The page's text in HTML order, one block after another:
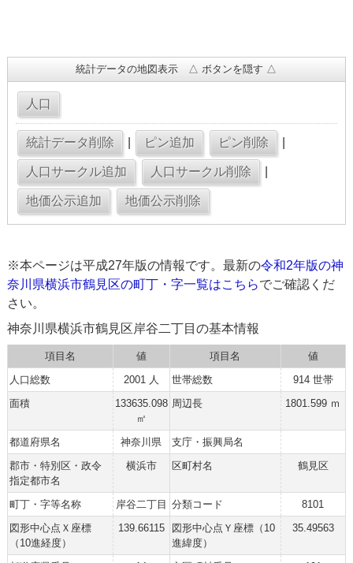
統計データの地図表示 △ ボタンを隠す △
※本ページは平成27年版の情報です。最新の令和2年版の神
奈川県横浜市鶴見区の町丁・字一覧はこちらでご確認くだ
さい。
神奈川県横浜市鶴見区岸谷二丁目の基本情報
項目名 値 項目名
値
人口総数
2001 人 世帯総数
914 世帯
面積
133635.098
㎡
周辺長 1801.599 ｍ
都道府県名 神奈川県
支庁・振興局名
郡市・特別区・政令
指定都市名
横浜市 区町村名 鶴見区
町丁・字等名称 岸谷二丁目 分類コード
8101
図形中心点Ｘ座標
（10進経度）
139.66115
図形中心点Ｙ座標（10
進緯度）
35.49563